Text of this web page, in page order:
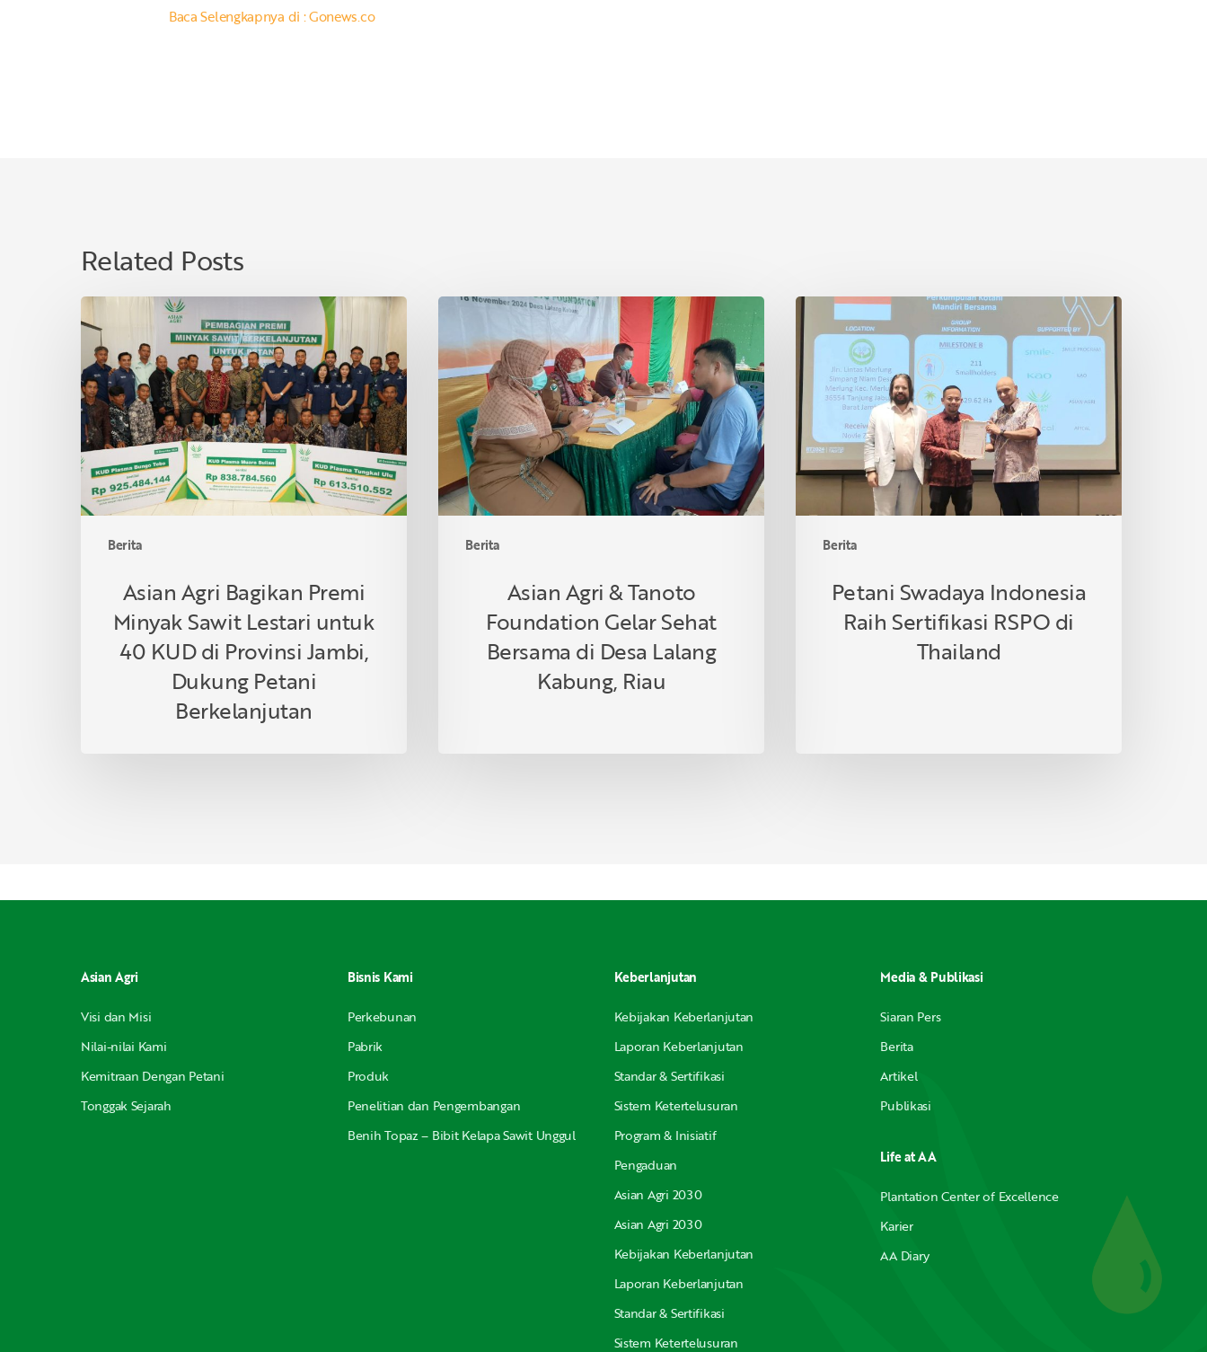
Baca Selengkapnya di : Gonews.co
Related Posts
Berita
Asian
Agri
Bagikan
Premi
Minyak
Sawit
Lestari
untuk
40
KUD
Provinsi
Dukung
Petani
Berkelanjutan
Asian Agri Bagikan Premi
Minyak Sawit Lestari untuk
40 KUD di Provinsi Jambi,
Dukung Petani
Berkelanjutan
Berita
Asian
&
Tanoto
Foundation
Gelar
Sehat
Bersama
di
Desa
Kabung,
Asian Agri & Tanoto
Foundation Gelar Sehat
Bersama di Desa Lalang
Kabung, Riau
Berita
Petani
Swadaya
Indonesia
Raih
Sertifikasi
RSPO
di
Thailand
Petani Swadaya Indonesia
Raih Sertifikasi RSPO di
Thailand
Asian Agri
Visi dan Misi
Nilai-nilai Kami
Kemitraan Dengan Petani
Tonggak Sejarah
Bisnis Kami
Perkebunan
Pabrik
Produk
Penelitian dan Pengembangan
Benih Topaz – Bibit Kelapa Sawit Unggul
Keberlanjutan
Kebijakan Keberlanjutan
Laporan Keberlanjutan
Standar & Sertifikasi
Sistem Ketertelusuran
Program & Inisiatif
Pengaduan
Asian Agri 2030
Asian Agri 2030
Kebijakan Keberlanjutan
Laporan Keberlanjutan
Standar & Sertifikasi
Sistem Ketertelusuran
Media & Publikasi
Siaran Pers
Berita
Artikel
Publikasi
Life at AA
Plantation Center of Excellence
Karier
AA Diary